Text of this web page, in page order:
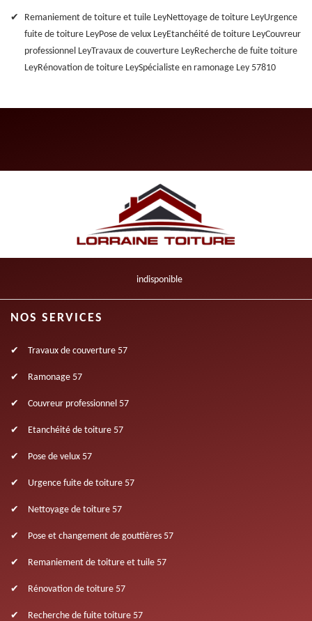
Remaniement de toiture et tuile LeyNettoyage de toiture LeyUrgence
fuite de toiture LeyPose de velux LeyEtanchéité de toiture LeyCouvreur
professionnel LeyTravaux de couverture LeyRecherche de fuite toiture
LeyRénovation de toiture LeySpécialiste en ramonage Ley 57810
indisponible
NOS SERVICES
Travaux de couverture 57
Ramonage 57
Couvreur professionnel 57
Etanchéité de toiture 57
Pose de velux 57
Urgence fuite de toiture 57
Nettoyage de toiture 57
Pose et changement de gouttières 57
Remaniement de toiture et tuile 57
Rénovation de toiture 57
Recherche de fuite toiture 57